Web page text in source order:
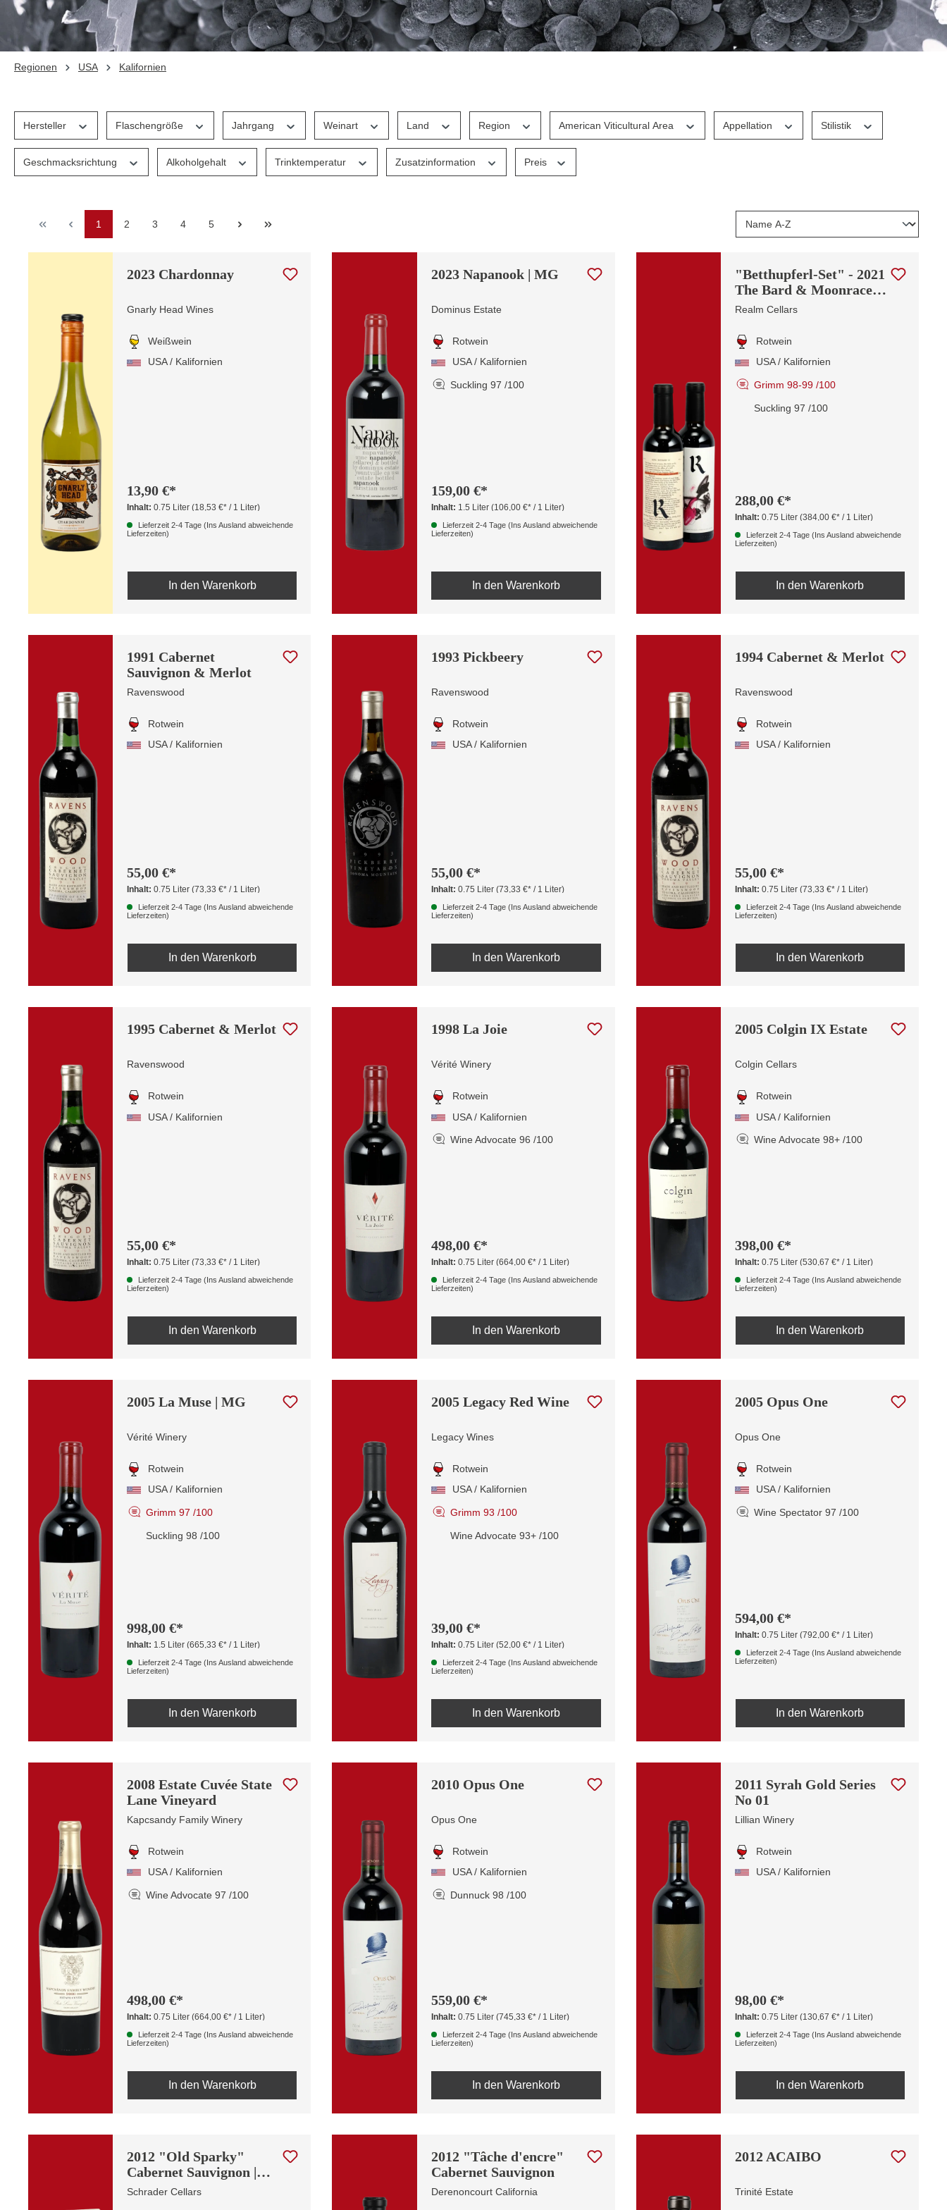
Regionen USA Kalifornien
Hersteller Flaschengröße Jahrgang Weinart Land Region American Viticultural Area Appellation Stilistik
Geschmacksrichtung Alkoholgehalt Trinktemperatur Zusatzinformation Preis
Seite
1 Seite
2 Seite
3 Seite
4 Seite
5
2023 Chardonnay
Gnarly Head Wines
Weißwein
USA / Kalifornien
13,90 €*
Inhalt:0.75 Liter(18,53 €* / 1 Liter)
Lieferzeit 2-4 Tage (Ins Ausland abweichende
Lieferzeiten)
In den Warenkorb
2023 Napanook | MG
Dominus Estate
Rotwein
USA / Kalifornien
Suckling 97 /100
159,00 €*
Inhalt: 1.5 Liter (106,00 €* / 1 Liter)
Lieferzeit 2-4 Tage (Ins Ausland abweichende
Lieferzeiten)
In den Warenkorb
"Betthupferl-Set" - 2021
The Bard & Moonracer |
0,375l
Realm Cellars
Rotwein
USA / Kalifornien
Grimm 98-99 /100
Suckling 97 /100
288,00 €*
Inhalt:0.75 Liter(384,00 €* / 1 Liter)
Lieferzeit 2-4 Tage (Ins Ausland abweichende
Lieferzeiten)
In den Warenkorb
1991 Cabernet
Sauvignon & Merlot
Ravenswood
Rotwein
USA / Kalifornien
55,00 €*
Inhalt:0.75 Liter(73,33 €* / 1 Liter)
Lieferzeit 2-4 Tage (Ins Ausland abweichende
Lieferzeiten)
In den Warenkorb
1993 Pickbeery
Ravenswood
Rotwein
USA / Kalifornien
55,00 €*
Inhalt: 0.75 Liter (73,33 €* / 1 Liter)
Lieferzeit 2-4 Tage (Ins Ausland abweichende
Lieferzeiten)
In den Warenkorb
1994 Cabernet & Merlot
Ravenswood
Rotwein
USA / Kalifornien
55,00 €*
Inhalt:0.75 Liter(73,33 €* / 1 Liter)
Lieferzeit 2-4 Tage (Ins Ausland abweichende
Lieferzeiten)
In den Warenkorb
1995 Cabernet & Merlot
Ravenswood
Rotwein
USA / Kalifornien
55,00 €*
Inhalt:0.75 Liter(73,33 €* / 1 Liter)
Lieferzeit 2-4 Tage (Ins Ausland abweichende
Lieferzeiten)
In den Warenkorb
1998 La Joie
Vérité Winery
Rotwein
USA / Kalifornien
Wine Advocate 96 /100
498,00 €*
Inhalt: 0.75 Liter (664,00 €* / 1 Liter)
Lieferzeit 2-4 Tage (Ins Ausland abweichende
Lieferzeiten)
In den Warenkorb
2005 Colgin IX Estate
Colgin Cellars
Rotwein
USA / Kalifornien
Wine Advocate 98+ /100
398,00 €*
Inhalt:0.75 Liter(530,67 €* / 1 Liter)
Lieferzeit 2-4 Tage (Ins Ausland abweichende
Lieferzeiten)
In den Warenkorb
2005 La Muse | MG
Vérité Winery
Rotwein
USA / Kalifornien
Grimm 97 /100
Suckling 98 /100
998,00 €*
Inhalt: 1.5 Liter(665,33 €* / 1 Liter)
Lieferzeit 2-4 Tage (Ins Ausland abweichende
Lieferzeiten)
In den Warenkorb
2005 Legacy Red Wine
Legacy Wines
Rotwein
USA / Kalifornien
Grimm 93 /100
Wine Advocate 93+ /100
39,00 €*
Inhalt: 0.75 Liter (52,00 €* / 1 Liter)
Lieferzeit 2-4 Tage (Ins Ausland abweichende
Lieferzeiten)
In den Warenkorb
2005 Opus One
Opus One
Rotwein
USA / Kalifornien
Wine Spectator 97 /100
594,00 €*
Inhalt:0.75 Liter(792,00 €* / 1 Liter)
Lieferzeit 2-4 Tage (Ins Ausland abweichende
Lieferzeiten)
In den Warenkorb
2008 Estate Cuvée State
Lane Vineyard
Kapcsandy Family Winery
Rotwein
USA / Kalifornien
Wine Advocate 97 /100
498,00 €*
Inhalt:0.75 Liter(664,00 €* / 1 Liter)
Lieferzeit 2-4 Tage (Ins Ausland abweichende
Lieferzeiten)
In den Warenkorb
2010 Opus One
Opus One
Rotwein
USA / Kalifornien
Dunnuck 98 /100
559,00 €*
Inhalt: 0.75 Liter (745,33 €* / 1 Liter)
Lieferzeit 2-4 Tage (Ins Ausland abweichende
Lieferzeiten)
In den Warenkorb
2011 Syrah Gold Series
No 01
Lillian Winery
Rotwein
USA / Kalifornien
98,00 €*
Inhalt:0.75 Liter(130,67 €* / 1 Liter)
Lieferzeit 2-4 Tage (Ins Ausland abweichende
Lieferzeiten)
In den Warenkorb
2012 "Old Sparky"
Cabernet Sauvignon |
MG
Schrader Cellars
2012 "Tâche d'encre"
Cabernet Sauvignon
Derenoncourt California
2012 ACAIBO
Trinité Estate